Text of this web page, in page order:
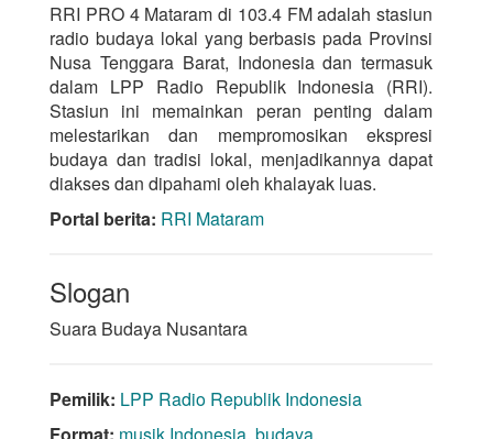
RRI PRO 4 Mataram di 103.4 FM adalah stasiun
radio budaya lokal yang berbasis pada Provinsi
Nusa Tenggara Barat, Indonesia dan termasuk
dalam LPP Radio Republik Indonesia (RRI).
Stasiun ini memainkan peran penting dalam
melestarikan dan mempromosikan ekspresi
budaya dan tradisi lokal, menjadikannya dapat
diakses dan dipahami oleh khalayak luas.
Portal berita: RRI Mataram
Slogan
Suara Budaya Nusantara
Pemilik: LPP Radio Republik Indonesia